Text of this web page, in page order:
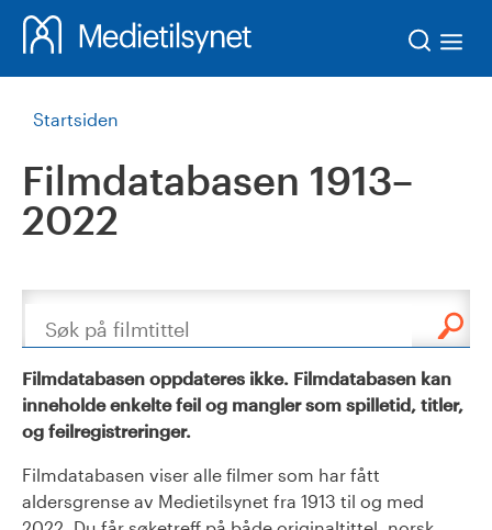
Startsiden
Filmdatabasen 1913–
2022
Søk
Filmdatabasen oppdateres ikke. Filmdatabasen kan
inneholde enkelte feil og mangler som spilletid, titler,
og feilregistreringer.
Filmdatabasen viser alle filmer som har fått
aldersgrense av Medietilsynet fra 1913 til og med